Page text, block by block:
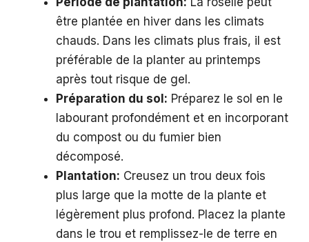
être plantée en hiver dans les climats
chauds. Dans les climats plus frais, il est
préférable de la planter au printemps
après tout risque de gel.
Préparation du sol: Préparez le sol en le
labourant profondément et en incorporant
du compost ou du fumier bien
décomposé.
Plantation: Creusez un trou deux fois
plus large que la motte de la plante et
légèrement plus profond. Placez la plante
dans le trou et remplissez-le de terre en